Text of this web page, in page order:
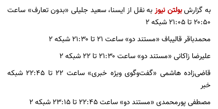
به گزارش بولتن نیوز به نقل از ایسنا، سعید جلیلی «بدون تعارف» ساعت
۲۰:۵۰ تا ۲۱:۰۵ شبکه ۲
محمدباقر قالیباف «مستند دو» ساعت ۲۱ تا ۲۱:۳۰ شبکه ۲
علیرضا زاکانی «مستند دو» ساعت ۲۱:۳۰ تا ۲۲ شبکه ۲
قاضی‌زاده هاشمی «گفت‌وگوی ویژه خبری» ساعت ۲۲ تا ۲۲:۴۵ شبکه
خبر
مصطفی پورمحمدی «مستند دو» ساعت ۲۲:۴۵ تا ۲۳:۱۵ شبکه ۲